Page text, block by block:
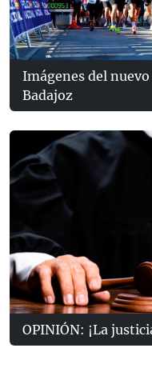
Imágenes del
Badajoz
OPINIÓN: ¡La